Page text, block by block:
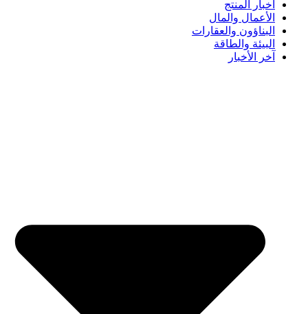
أخبار المنتج
الأعمال والمال
البناؤون والعقارات
البيئة والطاقة
آخر الأخبار